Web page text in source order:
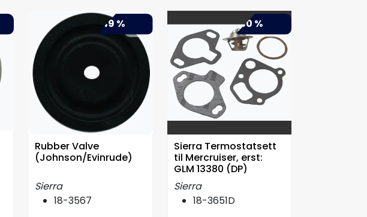
-49 %
Rubber Valve
(Johnson/Evinrude)
Sierra
18-3567
-50 %
Sierra Termostatsett
til Mercruiser, erst:
GLM 13380 (DP)
Sierra
18-3651D